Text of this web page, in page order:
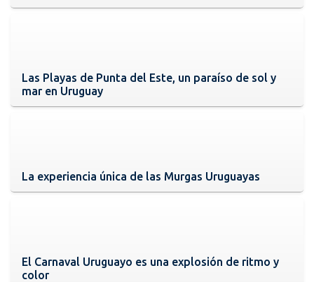
Las Playas de Punta del Este, un paraíso de sol y
mar en Uruguay
La experiencia única de las Murgas Uruguayas
El Carnaval Uruguayo es una explosión de ritmo y
color